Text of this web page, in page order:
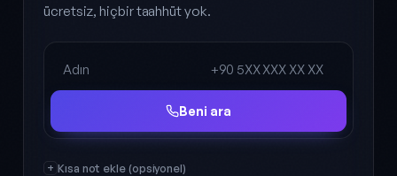
ücretsiz, hiçbir taahhüt yok.
Ad Soyad
Telefon
Beni ara
Kısa not ekle (opsiyonel)